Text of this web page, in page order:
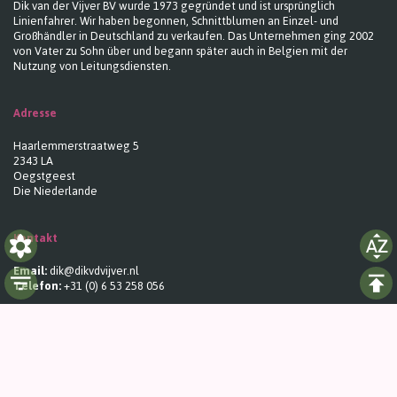
Dik van der Vijver BV wurde 1973 gegründet und ist ursprünglich
Linienfahrer. Wir haben begonnen, Schnittblumen an Einzel- und
Großhändler in Deutschland zu verkaufen. Das Unternehmen ging 2002
von Vater zu Sohn über und begann später auch in Belgien mit der
Nutzung von Leitungsdiensten.
Adresse
Haarlemmerstraatweg 5
2343 LA
Oegstgeest
Die Niederlande
Kontakt
Email:dik@dikvdvijver.nl
Telefon:+31 (0) 6 53 258 056